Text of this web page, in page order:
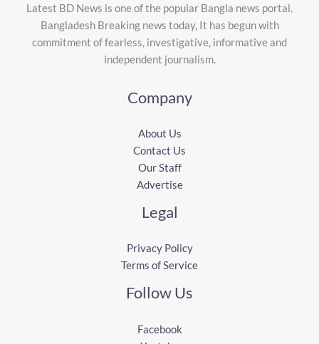
Latest BD News is one of the popular Bangla news portal.
Bangladesh Breaking news today, It has begun with
commitment of fearless, investigative, informative and
independent journalism.
Company
About Us
Contact Us
Our Staff
Advertise
Legal
Privacy Policy
Terms of Service
Follow Us
Facebook